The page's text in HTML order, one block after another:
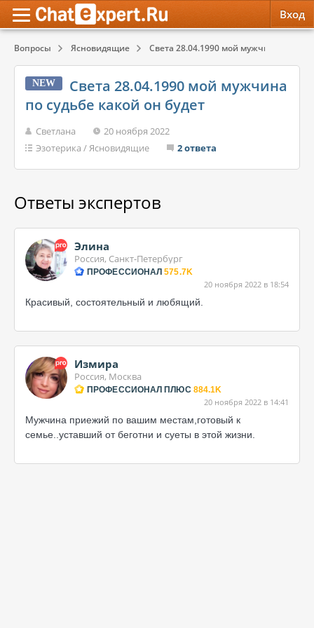
Вход
Вопросы Ясновидящие Света 28.04.1990 мой мужчина по
NEW
Света 28.04.1990 мой мужчина
по судьбе какой он будет
Светлана
20 ноября 2022
Эзотерика /Ясновидящие 2 ответа
Ответы экспертов
Элина
Россия, Санкт-Петербург
ПРОФЕССИОНАЛ 575.7K
20 ноября 2022 в 18:54
Красивый, состоятельный и любящий.
Измира
Россия, Москва
ПРОФЕССИОНАЛ ПЛЮС 884.1K
20 ноября 2022 в 14:41
Мужчина приежий по вашим местам,готовый к
семье..уставший от беготни и суеты в этой жизни.
Психология
Эзотерика
Красота, Здоровье
Психология
Эзотерика
Красота, Здоровье
Обратная связь
Служба поддержки
Правила сервиса